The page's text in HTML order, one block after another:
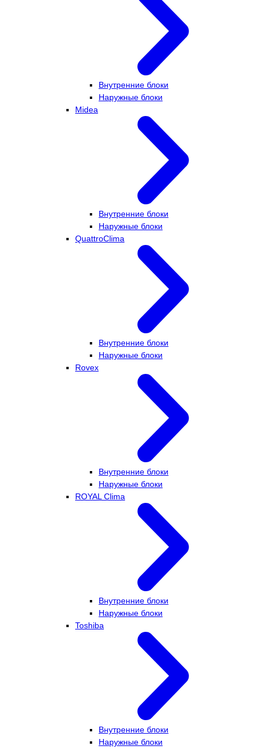
Внутренние блоки
Наружные блоки
Midea
Внутренние блоки
Наружные блоки
QuattroClima
Внутренние блоки
Наружные блоки
Rovex
Внутренние блоки
Наружные блоки
ROYAL Clima
Внутренние блоки
Наружные блоки
Toshiba
Внутренние блоки
Наружные блоки